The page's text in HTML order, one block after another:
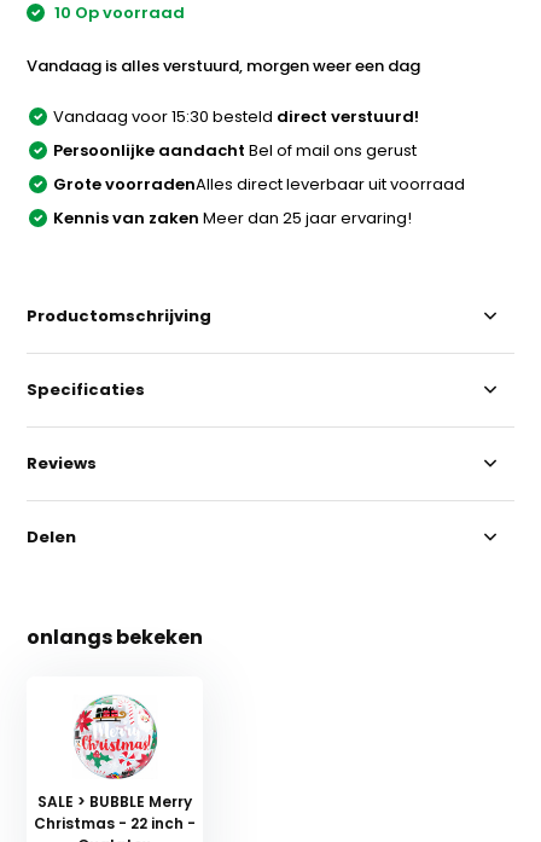
10 Op voorraad
Vandaag is alles verstuurd, morgen weer een dag
Vandaag voor 15:30 besteld direct verstuurd!
Persoonlijke aandacht Bel of mail ons gerust
Grote voorradenAlles direct leverbaar uit voorraad
Kennis van zaken Meer dan 25 jaar ervaring!
Productomschrijving
Specificaties
Reviews
Delen
onlangs bekeken
SALE > BUBBLE Merry
Christmas - 22 inch -